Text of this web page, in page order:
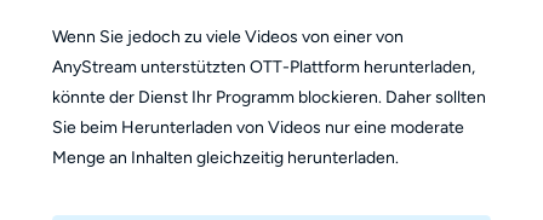
Wenn Sie jedoch zu viele Videos von einer von
AnyStream unterstützten OTT-Plattform herunterladen,
könnte der Dienst Ihr Programm blockieren. Daher sollten
Sie beim Herunterladen von Videos nur eine moderate
Menge an Inhalten gleichzeitig herunterladen.